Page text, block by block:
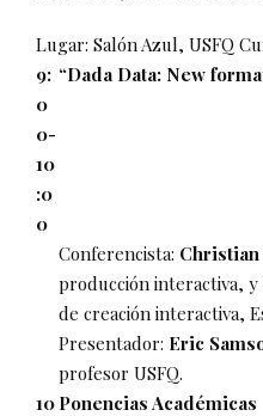
Lugar: Salón Azul, USFQ
9:
0
0-
10
:0
0
“Dada Data: New
Conferencista:
producción interactiva, y
de creación interactiva,
Presentador: Eric
profesor USFQ.
10 Ponencias Académicas